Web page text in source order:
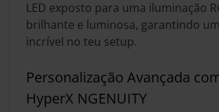
LED exposto para uma iluminação
brilhante e luminosa, garantindo
incrível no teu setup.
Personalização Avançada
HyperX NGENUITY